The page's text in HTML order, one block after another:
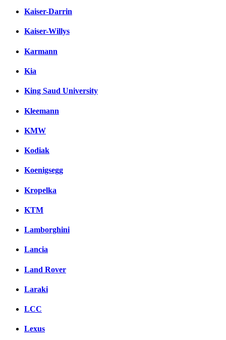
Kaiser-Darrin
Kaiser-Willys
Karmann
Kia
King Saud University
Kleemann
KMW
Kodiak
Koenigsegg
Kropelka
KTM
Lamborghini
Lancia
Land Rover
Laraki
LCC
Lexus